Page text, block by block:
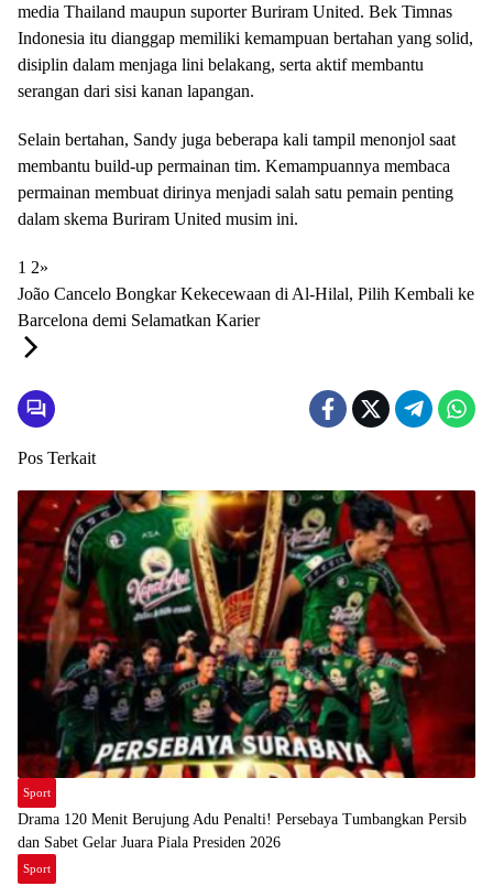
media Thailand maupun suporter Buriram United. Bek Timnas
Indonesia itu dianggap memiliki kemampuan bertahan yang solid,
disiplin dalam menjaga lini belakang, serta aktif membantu
serangan dari sisi kanan lapangan.
Selain bertahan, Sandy juga beberapa kali tampil menonjol saat
membantu build-up permainan tim. Kemampuannya membaca
permainan membuat dirinya menjadi salah satu pemain penting
dalam skema Buriram United musim ini.
1 2»
João Cancelo Bongkar Kekecewaan di Al-Hilal, Pilih Kembali ke
Barcelona demi Selamatkan Karier
Pos Terkait
Sport
Drama 120 Menit Berujung Adu Penalti! Persebaya Tumbangkan Persib
dan Sabet Gelar Juara Piala Presiden 2026
Sport